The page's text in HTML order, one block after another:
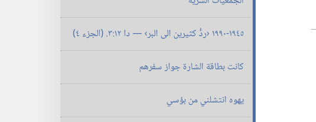
١٩٤٥-‏١٩٩٠ ‹ردُّ كثيرين الى البر› —‏ دا ١٢:‏٣.‏ (‏الجزء ٤)‏
كانت بطاقة الشارة جواز سفرهم
يهوه انتشلني من بؤسي